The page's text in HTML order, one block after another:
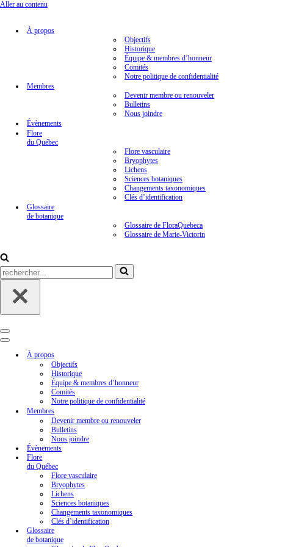
Aller au contenu
À propos
Objectifs
Historique
Équipe & membres d’honneur
Comités
Notre politique de confidentialité
Membres
Devenir membre ou renouveler
Bulletins
Nous joindre
Évènements
Flore
du Québec
Flore vasculaire
Bryophytes
Lichens
Sciences botaniques
Changements taxonomiques
Clés d’identification
Glossaire
de botanique
Glossaire de FloraQuebeca
Glossaire de Marie-Victorin
Rechercher...
Menu
de
navigation
Menu
navigation
À propos
Objectifs
Historique
Équipe & membres d’honneur
Comités
Notre politique de confidentialité
Membres
Devenir membre ou renouveler
Bulletins
Nous joindre
Évènements
Flore
du Québec
Flore vasculaire
Bryophytes
Lichens
Sciences botaniques
Changements taxonomiques
Clés d’identification
Glossaire
de botanique